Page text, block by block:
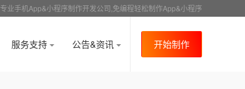
专业手机App&小程序制作开发公司,免编程轻松制作App&小程序
服务支持 公告&资讯 开始制作